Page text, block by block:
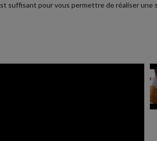
suffisant pour vous permettre de réaliser une